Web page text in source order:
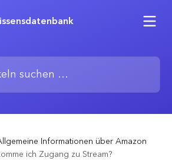
…
Informationen über Amazon
ich Zugang zu Stream?